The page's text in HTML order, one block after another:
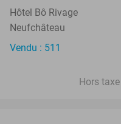
Hôtel Bô Rivage
Neufchâteau
Vendu : 511
Hors